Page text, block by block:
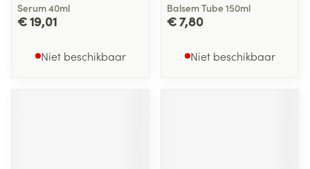
Serum 40ml
€ 19,01
Niet beschikbaar
Balsem Tube 150ml
€ 7,80
Niet beschikbaar